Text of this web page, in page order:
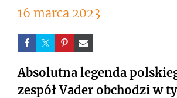
16 marca 2023
Absolutna legenda
zespół Vader obchodzi w